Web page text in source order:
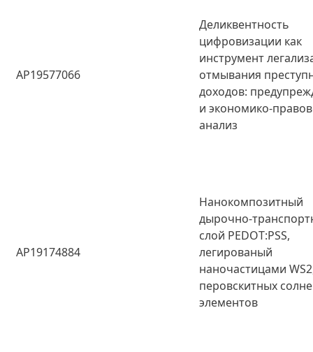
AP19577066
Деликвентность
цифровизации как
инструмент
отмывания
доходов:
и экономико-
анализ
AP19174884
Нанокомпозитный
дырочно-
слой PEDOT:PSS,
легированый
наночастицами
перовскитных
элементов